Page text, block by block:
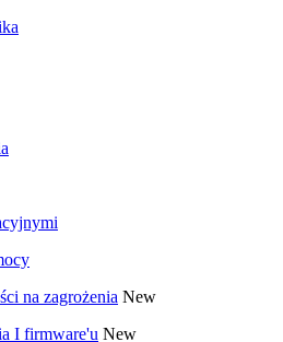
na zagrożenia New
I firmware'u New